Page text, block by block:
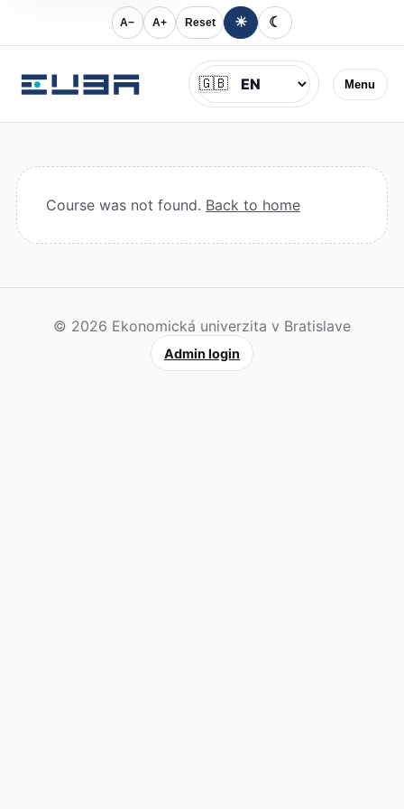
A− A+ Reset ☀ ☾
Menu
Jazyk
🇬🇧
Course was not found. Back to home
© 2026 Ekonomická univerzita v Bratislave
Admin login